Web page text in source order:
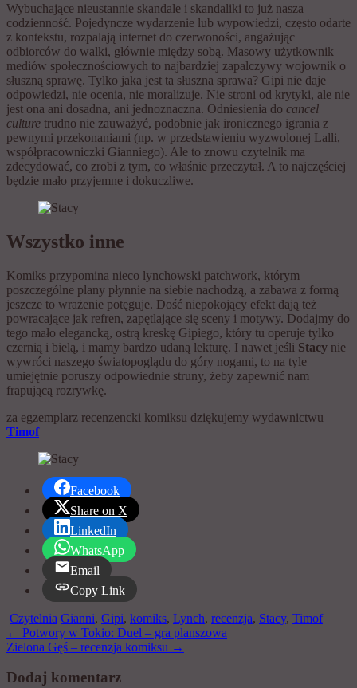
Wybuchające nieustannie skandale i skandaliki to już nasza
codzienność. Pojedyncze wydarzenie lub wypowiedzi, często odarte
z kontekstu, rozpalają internet do czerwoności, angażując
odbiorców do walki, głównie między sobą. Masowy użytkownik
mediów społecznościowych to najbardziej zapalczywy wojownik o
słuszną sprawę. Tylko jaka jest ta słuszna sprawa? Gipi nie daje
odpowiedzi, nie ocenia, nie moralizuje. Nie stroni od krytyki, ale nie
jest ona ani dosadna, ani jednoznaczna. Odniesienia do cancel
culture trudno nie zauważyć, podobnie jak ironicznego igrania z
pewnymi przekonaniami (np. w przedstawieniu wyzwolonej Lalli,
współpracowniczki Gianniego). Ale to znowu czytelnik ma
zdecydować, co zrobi z tym, co właśnie przeczytał. A to najczęściej
będzie mało przyjemne i dokuczliwe.
Wszystko inne
Komiks przypomina nieco lynchowski patchwork, którym
poszczególne plany płynnie na siebie nachodzą, a zabawa z formą
jeszcze to wrażenie potęguje. Dość niepokojący efekt dają też
powracające jak refren, zapętlające się sceny i motywy. Dodajmy do
tego mało elegancką, ostrą kreskę Gipiego, który tu operuje tylko
czernią i bielą, i mamy bardzo udaną lekturę. I nawet jeśli Stacy nie
wywróci naszego światopoglądu do góry nogami, to na tyle
umiejętnie poruszy odpowiednie struny, żeby zapewnić nam
frapującą rozrywkę.
za egzemplarz recenzencki komiksu dziękujemy wydawnictwu
Timof
Facebook
Share on X
LinkedIn
WhatsApp
Email
Copy Link
Czytelnia Gianni, Gipi, komiks, Lynch, recenzja, Stacy, Timof
Zobacz
wpisy
← Potwory w Tokio: Duel – gra planszowa
Zielona Gęś – recenzja komiksu →
Dodaj komentarz